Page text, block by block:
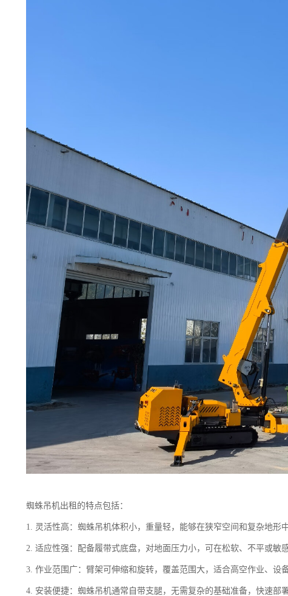
蜘蛛吊机出租的特点包括：
1. 灵活性高：蜘蛛吊机体积小，重量轻，能够在狭窄空间和复杂地形
2. 适应性强：配备履带式底盘，对地面压力小，可在松软、不平或敏
3. 作业范围广：臂架可伸缩和旋转，覆盖范围大，适合高空作业、设
4. 安装便捷：蜘蛛吊机通常自带支腿，无需复杂的基础准备，快速部